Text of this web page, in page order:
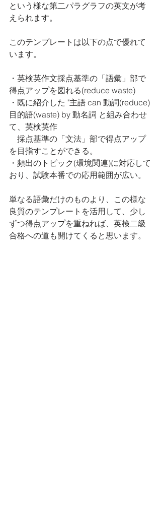
という様な第二パラグラフの英文が考
えられます。
このテンプレートは以下の点で優れて
います。
・英検英作文採点基準の「語彙」部で
得点アップを図れる(reduce waste)
・既に紹介した "主語 can 動詞(reduce)
目的語(waste) by 動名詞 と組み合わせ
て、英検英作
採点基準の「文法」部で得点アップ
を目指すことができる。
・頻出のトピック(環境関連)に対応して
おり、試験本番での応用範囲が広い。
単なる語彙だけのものより、この様な
良質のテンプレートを活用して、少し
ずつ得点アップを重ねれば、英検二級
合格への道も開けてくると思います。